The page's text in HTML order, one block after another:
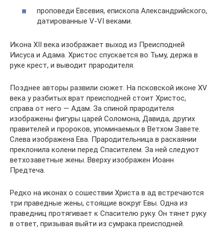
проповеди Евсевия, епископа Александрийского,
датированные V-VI веками.
Икона XII века изображает выход из Преисподней
Иисуса и Адама. Христос спускается во Тьму, держа в
руке крест, и выводит прародителя.
Позднее авторы развили сюжет. На псковской иконе XV
века у разбитых врат преисподней стоит Христос,
справа от него — Адам. За спиной прародителя
изображены фигуры царей Соломона, Давида, других
правителей и пророков, упоминаемых в Ветхом Завете.
Слева изображена Ева. Прародительница в раскаянии
преклонила колени перед Спасителем. За ней следуют
ветхозаветные жены. Вверху изображен Иоанн
Предтеча.
Редко на иконах о сошествии Христа в ад встречаются
три праведные жены, стоящие вокруг Евы. Одна из
праведниц протягивает к Спасителю руку. Он тянет руку
в ответ, призывая выйти из сумрака преисподней.